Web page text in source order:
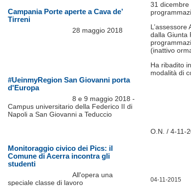
31 dicembre
dalla Giunta
(inattivo
Ha ribadito
modalità di
O.N. / 4-11-
04-11-2015
Campania Porte aperte a Cava de’
Tirreni
28 maggio 2018
#UeinmyRegion San Giovanni porta
d'Europa
8 e 9 maggio 2018 -
Campus universitario della Federico II di
Napoli a San Giovanni a Teduccio
Monitoraggio civico dei Pics: il
Comune di Acerra incontra gli
studenti
All'opera una
speciale classe di lavoro